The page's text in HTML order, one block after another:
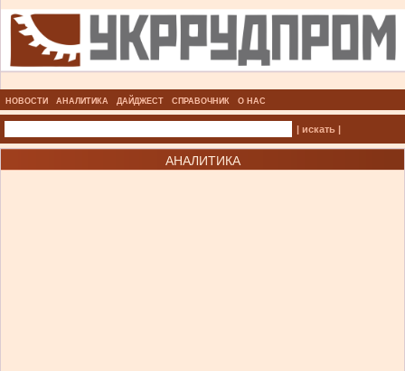
НОВОСТИ АНАЛИТИКА ДАЙДЖЕСТ СПРАВОЧНИК О НАС
| искать |
АНАЛИТИКА